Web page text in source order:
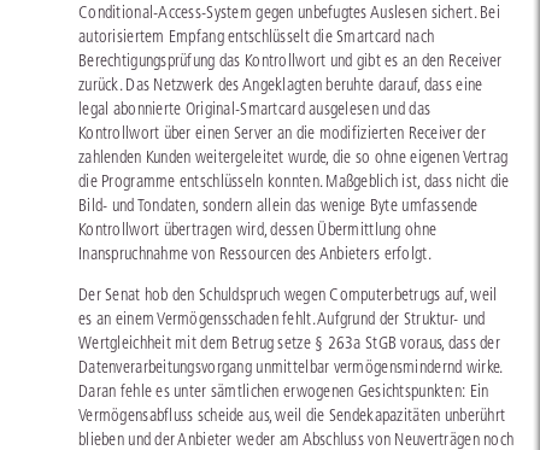
Conditional-Access-System gegen unbefugtes Auslesen sichert. Bei
autorisiertem Empfang entschlüsselt die Smartcard nach
Berechtigungsprüfung das Kontrollwort und gibt es an den Receiver
zurück. Das Netzwerk des Angeklagten beruhte darauf, dass eine
legal abonnierte Original-Smartcard ausgelesen und das
Kontrollwort über einen Server an die modifizierten Receiver der
zahlenden Kunden weitergeleitet wurde, die so ohne eigenen Vertrag
die Programme entschlüsseln konnten. Maßgeblich ist, dass nicht die
Bild- und Tondaten, sondern allein das wenige Byte umfassende
Kontrollwort übertragen wird, dessen Übermittlung ohne
Inanspruchnahme von Ressourcen des Anbieters erfolgt.
Der Senat hob den Schuldspruch wegen Computerbetrugs auf, weil
es an einem Vermögensschaden fehlt. Aufgrund der Struktur- und
Wertgleichheit mit dem Betrug setze § 263a StGB voraus, dass der
Datenverarbeitungsvorgang unmittelbar vermögensmindernd wirke.
Daran fehle es unter sämtlichen erwogenen Gesichtspunkten: Ein
Vermögensabfluss scheide aus, weil die Sendekapazitäten unberührt
blieben und der Anbieter weder am Abschluss von Neuverträgen noch